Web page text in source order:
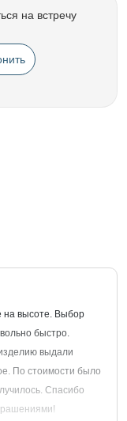
на встречу
на высоте. Выбор
быстро.
выдали
По стоимости было
Спасибо